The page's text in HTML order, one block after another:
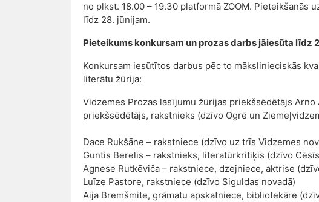
no plkst. 18.00 – 19.30 platformā ZOOM. Pieteikšanās
līdz 28. jūnijam.
Pieteikums konkursam un prozas darbs jāiesūta līdz
Konkursam iesūtītos darbus pēc to mākslinieciskās
literātu žūrija:
Vidzemes Prozas lasījumu žūrijas priekšsēdētājs
priekšsēdētājs, rakstnieks (dzīvo Ogrē un
Dace Rukšāne – rakstniece (dzīvo uz trīs Vidzemes
Guntis Berelis – rakstnieks, literatūrkritiķis (dzīvo
Agnese Rutkēviča – rakstniece, dzejniece, aktrise
Luīze Pastore, rakstniece (dzīvo Siguldas novadā)
Aija Bremšmite, grāmatu apskatniece, bibliotekāre